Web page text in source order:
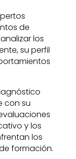
de
los
su perfil
con su
y los
los
formación.